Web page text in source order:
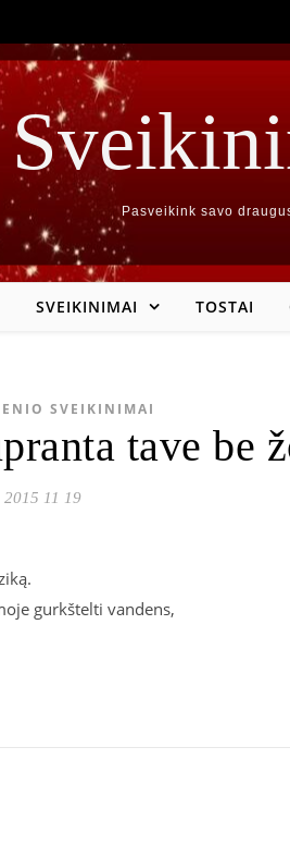
Pasveikink savo
SVEIKINIMAI TOSTAI
SVEIKINIMAI
tave be
2015 11 19
gurkštelti vandens,